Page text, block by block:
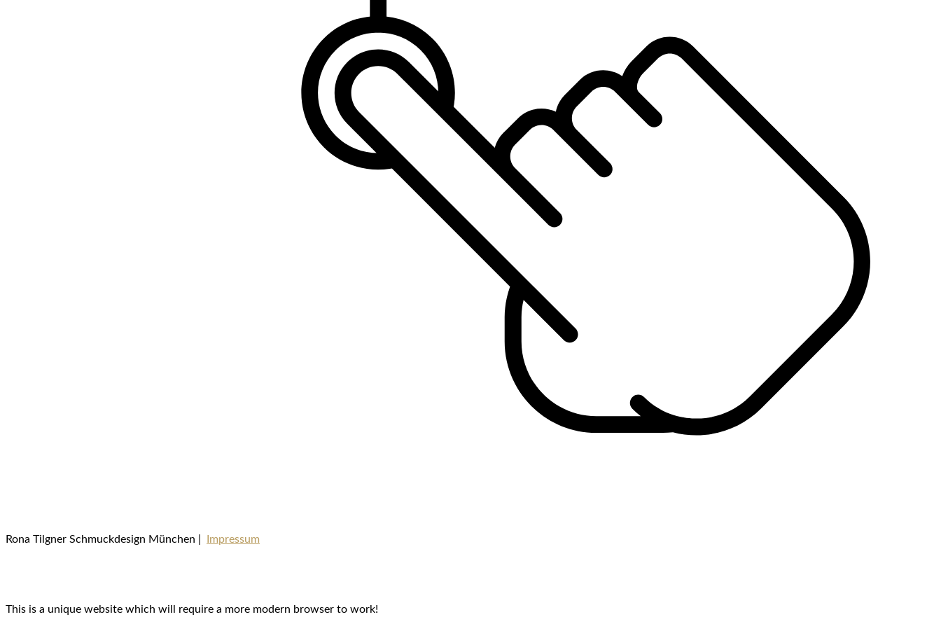
Rona Tilgner Schmuckdesign München | Impressum
This is a unique website which will require a more modern browser to work!